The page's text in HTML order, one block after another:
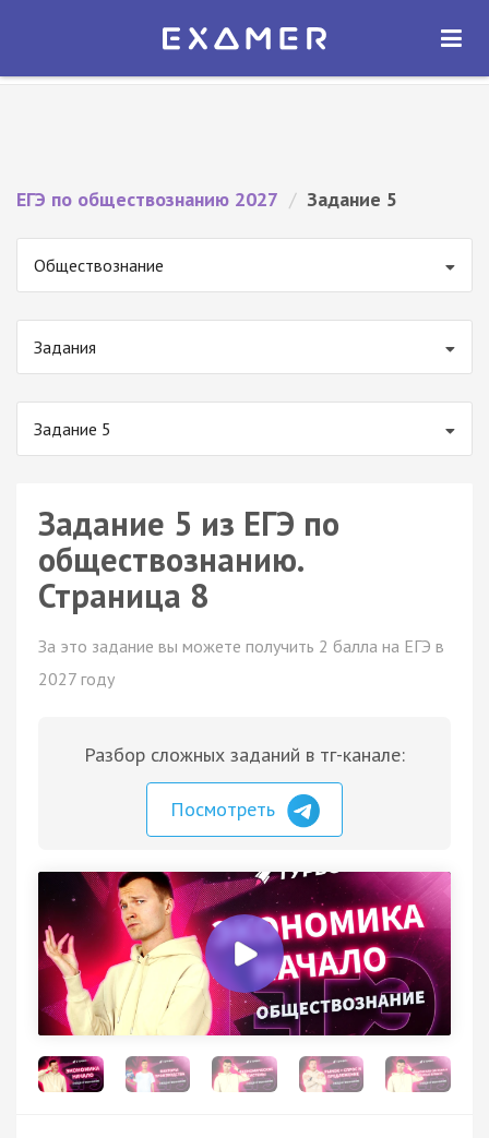
Экзамер — ЕГЭ 2027
ОТКРЫТЬ
ЕГЭ по обществознанию 2027 / Задание 5
Обществознание
Задания
Задание 5
Задание 5 из ЕГЭ по
обществознанию.
Страница 8
За это задание вы можете получить 2 балла на ЕГЭ в
2027 году
Разбор сложных заданий в тг-канале:
Посмотреть